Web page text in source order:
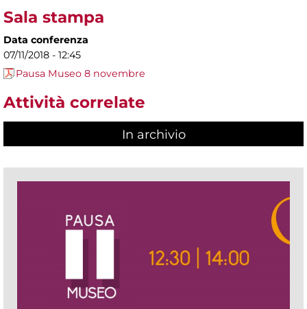
Sala stampa
Data conferenza
07/11/2018 - 12:45
Pausa Museo 8 novembre
Attività correlate
In archivio